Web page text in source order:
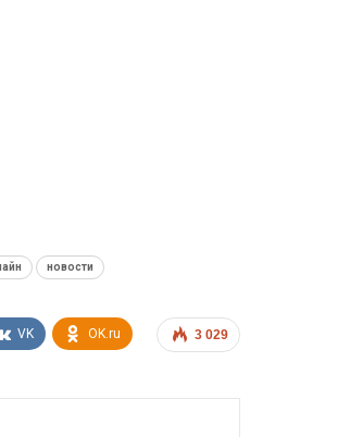
новости
3 029
VK OK.ru